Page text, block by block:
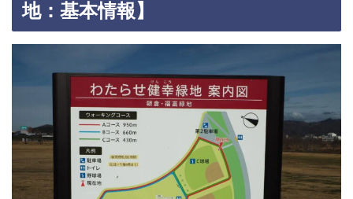
地：基本情報】